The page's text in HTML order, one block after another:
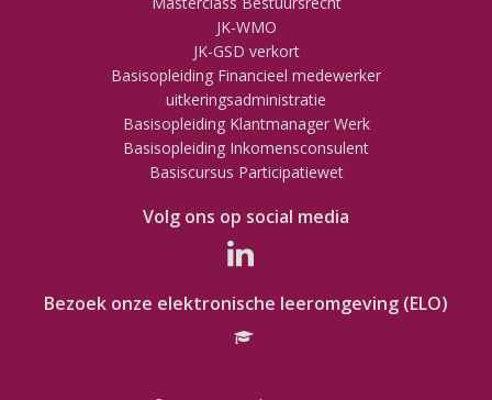
JK-WMO
JK-GSD verkort
Basisopleiding Financieel medewerker
uitkeringsadministratie
Basisopleiding Klantmanager Werk
Basisopleiding Inkomensconsulent
Basiscursus Participatiewet
Volg ons op social media
Bezoek onze elektronische leeromgeving (ELO)